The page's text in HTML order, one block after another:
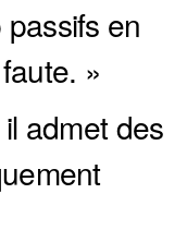
en
»
admet des